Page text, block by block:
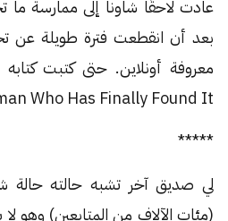
عادت لاحقًا شاونا إلى ممارسة ما
بعد أن انقطعت فترة طويلة عن
Who Has Finally Found It).
*****
لي صديق آخر تشبه حالته حالة
(مئات الآلاف من المتابعين) وهو لا